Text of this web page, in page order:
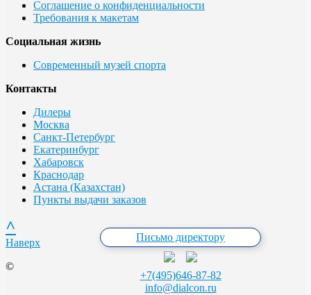
Соглашение о конфиденциальности
Требования к макетам
Социальная жизнь
Современный музей спорта
Контакты
Дилеры
Москва
Санкт-Петербург
Екатеринбург
Хабаровск
Краснодар
Астана (Казахстан)
Пункты выдачи заказов
Письмо директору
+7(495)646-87-82
info@dialcon.ru
^
Наверх
©